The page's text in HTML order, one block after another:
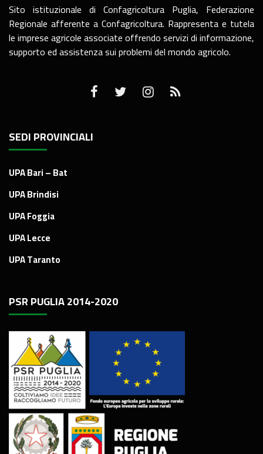
Sito istituzionale di Confagricoltura Puglia, Federazione
Regionale afferente a Confagricoltura. Rappresenta e tutela
le imprese agricole associate offrendo servizi di informazione,
supporto ed assistenza sui problemi del mondo agricolo.
SEDI PROVINCIALI
UPA Bari – Bat
UPA Brindisi
UPA Foggia
UPA Lecce
UPA Taranto
PSR PUGLIA 2014-2020